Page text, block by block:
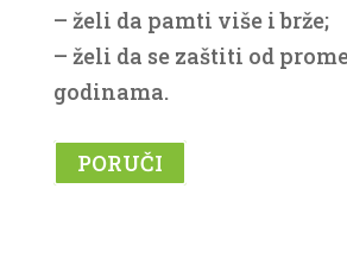
– želi da pamti više i brže;
– želi da se zaštiti od
godinama.
PORUČI